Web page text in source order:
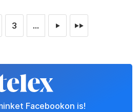
3 ... ► ►►
Facebookon is!